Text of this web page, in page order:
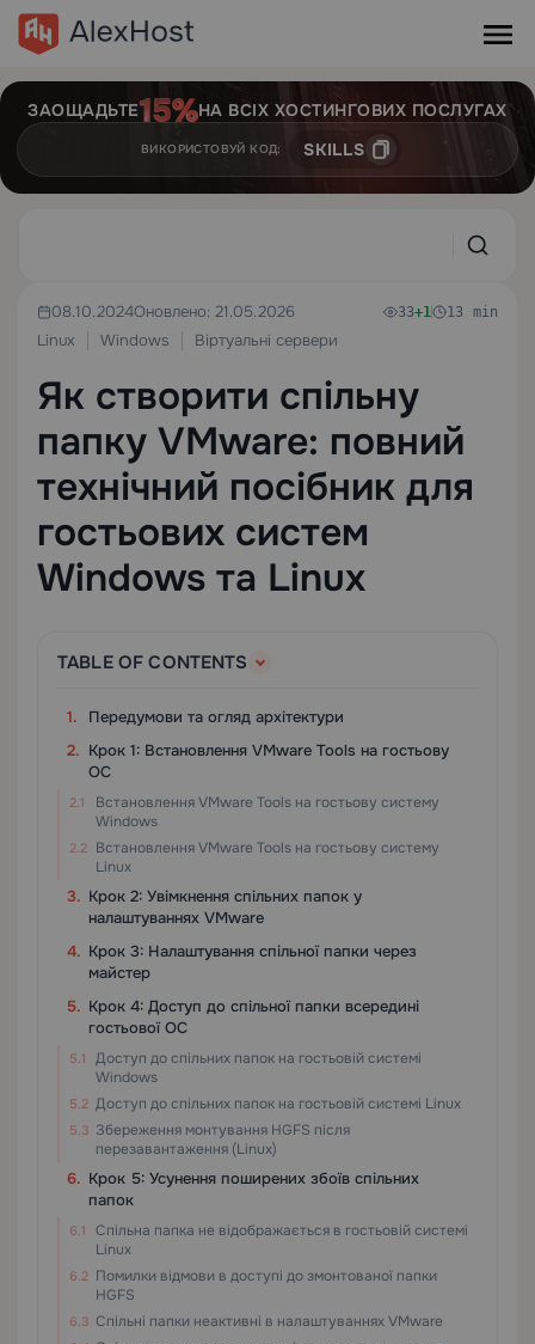
ЗАОЩАДЬТЕ НА ВСІХ ХОСТИНГОВИХ ПОСЛУГАХ
ВИКОРИСТОВУЙ КОД: SKILLS
08.10.2024Оновлено: 21.05.2026
Linux
Windows Віртуальні сервери
33+1 13 min
Як створити спільну
папку VMware: повний
технічний посібник для
гостьових систем
Windows та Linux
TABLE OF CONTENTS
Передумови та огляд архітектури
Крок 1: Встановлення VMware Tools на гостьову
ОС
Встановлення VMware Tools на гостьову систему
Windows
Встановлення VMware Tools на гостьову систему
Linux
Крок 2: Увімкнення спільних папок у
налаштуваннях VMware
Крок 3: Налаштування спільної папки через
майстер
Крок 4: Доступ до спільної папки всередині
гостьової ОС
Доступ до спільних папок на гостьовій системі
Windows
Доступ до спільних папок на гостьовій системі Linux
Збереження монтування HGFS після
перезавантаження (Linux)
Крок 5: Усунення поширених збоїв спільних
папок
Спільна папка не відображається в гостьовій системі
Linux
Помилки відмови в доступі до змонтованої папки
HGFS
Спільні папки неактивні в налаштуваннях VMware